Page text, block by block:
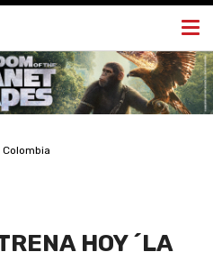
Colombia
HOY ´LA